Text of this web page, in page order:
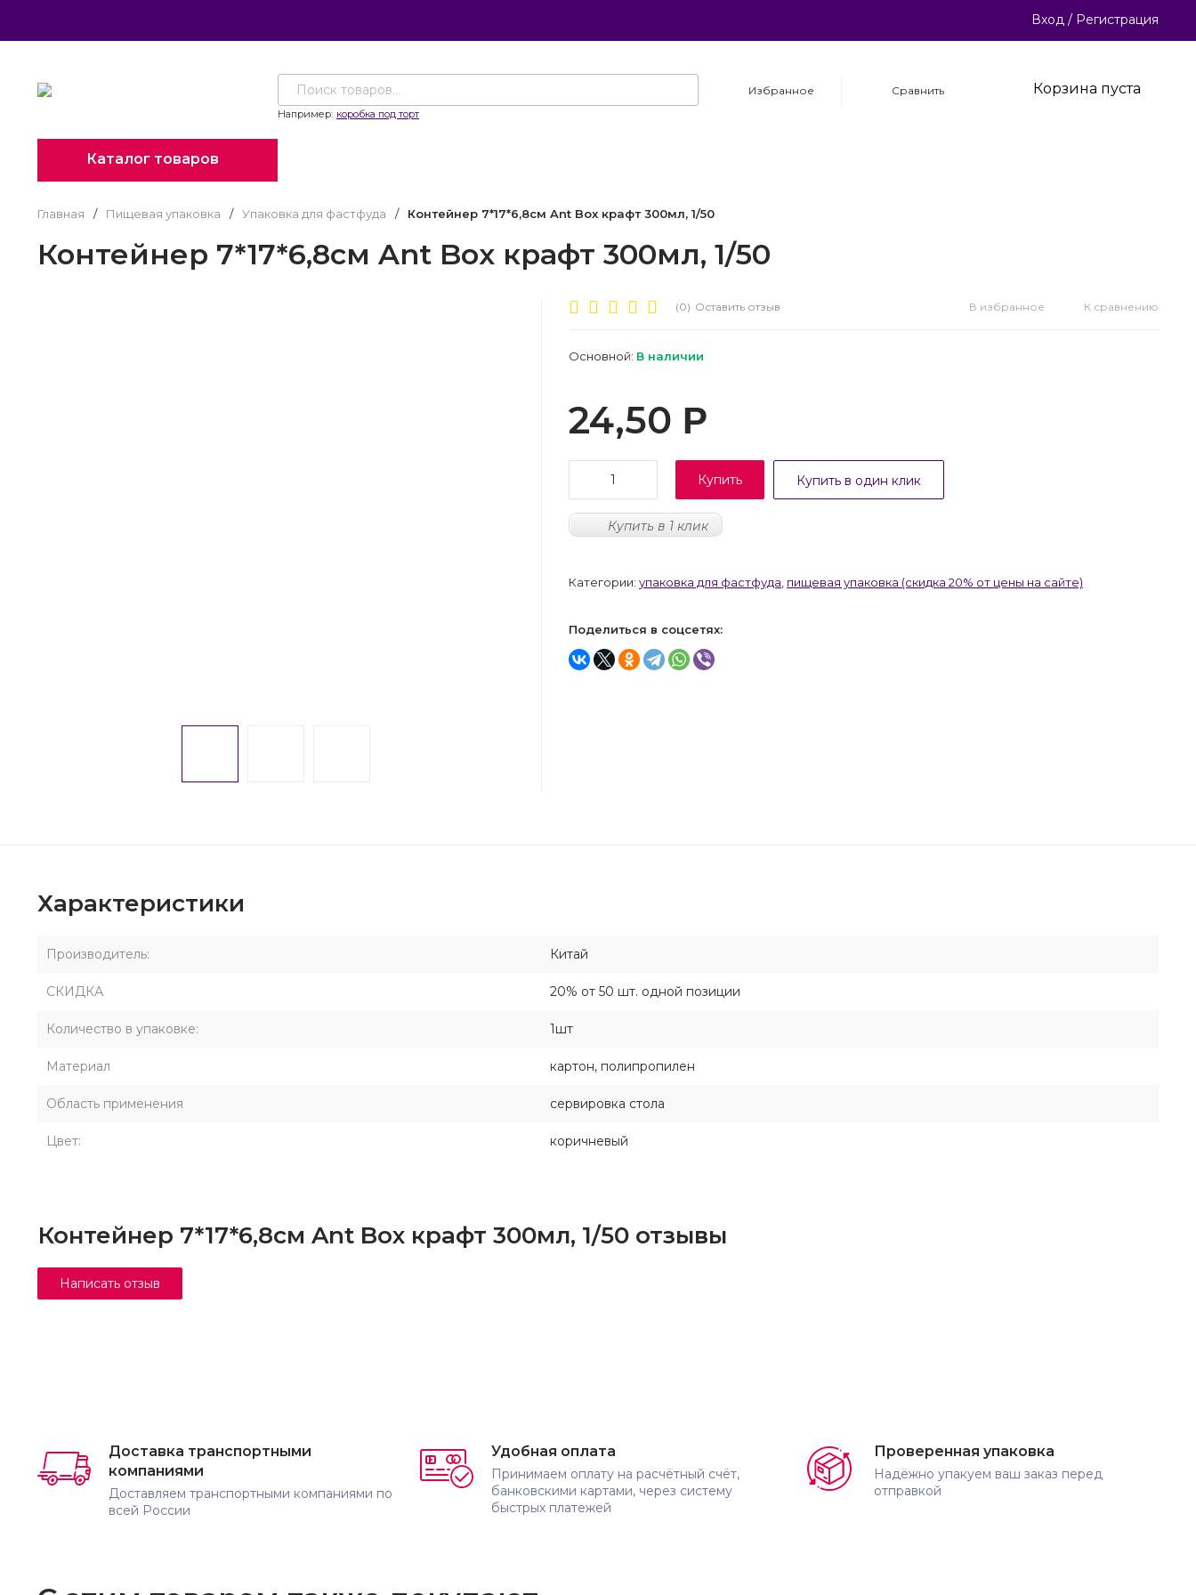
Вход / Регистрация
Например: коробка под торт
Избранное Сравнить Корзина пуста
Каталог товаров
Главная / Пищевая упаковка / Упаковка для фастфуда / Контейнер 7*17*6,8см Ant Box крафт 300мл, 1/50
Контейнер 7*17*6,8см Ant Box крафт 300мл, 1/50
(0) Оставить отзыв В избранное К сравнению
Основной: В наличии
24,50 Р
Купить Купить в один клик
Купить в 1 клик
Категории: упаковка для фастфуда пищевая упаковка (скидка 20% от цены на сайте)
Поделиться в соцсетях:
Характеристики
Производитель: Китай
СКИДКА 20% от 50 шт. одной позиции
Количество в упаковке: 1шт
Материал картон, полипропилен
Область применения сервировка стола
Цвет: коричневый
Контейнер 7*17*6,8см Ant Box крафт 300мл, 1/50 отзывы
Доставка транспортными
компаниями
Доставляем транспортными компаниями по
всей России
Удобная оплата
Принимаем оплату на расчётный счёт,
банковскими картами, через систему
быстрых платежей
Проверенная упаковка
Надёжно упакуем ваш заказ перед
отправкой